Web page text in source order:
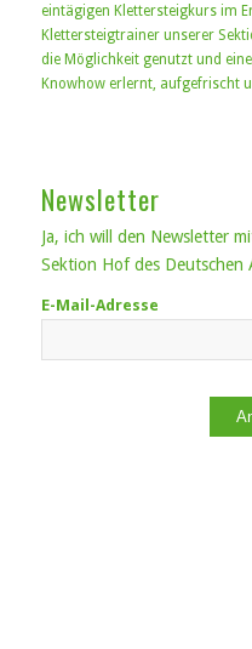
eintägigen Klettersteigkurs im
Klettersteigtrainer unserer
die Möglichkeit genutzt und
Knowhow erlernt, aufgefrischt
Newsletter
Ja, ich will den Newsletter
Sektion Hof des Deutschen
E-Mail-Adresse